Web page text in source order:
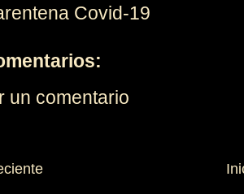
Covid-19
un comentario